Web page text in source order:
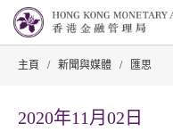
主頁 / 新聞與媒體 / 匯思
2020年11月02日